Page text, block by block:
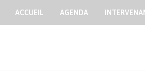
ACCUEIL AGENDA